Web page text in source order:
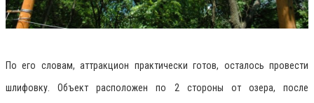
По его словам, аттракцион практически готов, осталось провести
шлифовку. Объект расположен по 2 стороны от озера, после